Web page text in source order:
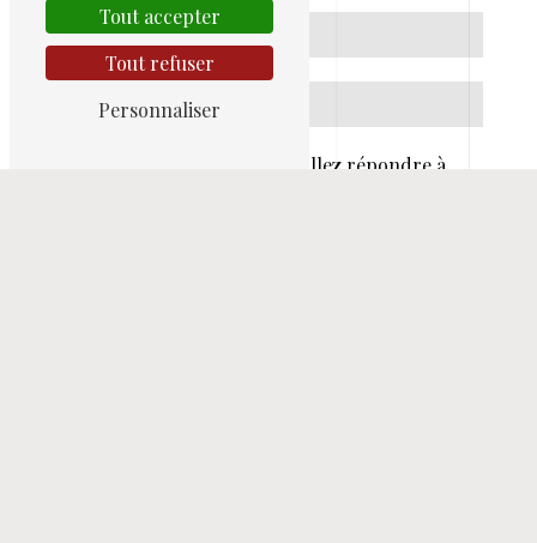
Vous n'êtes pas un robot, veuillez répondre à
Tout accepter
Tout refuser
Personnaliser